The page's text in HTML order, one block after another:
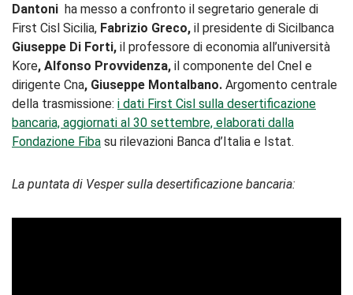
Dantoni ha messo a confronto il segretario generale di
First Cisl Sicilia, Fabrizio Greco, il presidente di Sicilbanca
Giuseppe Di Forti, il professore di economia all’università
Kore, Alfonso Provvidenza, il componente del Cnel e
dirigente Cna, Giuseppe Montalbano. Argomento centrale
della trasmissione: i dati First Cisl sulla desertificazione
bancaria, aggiornati al 30 settembre, elaborati dalla
Fondazione Fiba su rilevazioni Banca d’Italia e Istat.
La puntata di Vesper sulla desertificazione bancaria: